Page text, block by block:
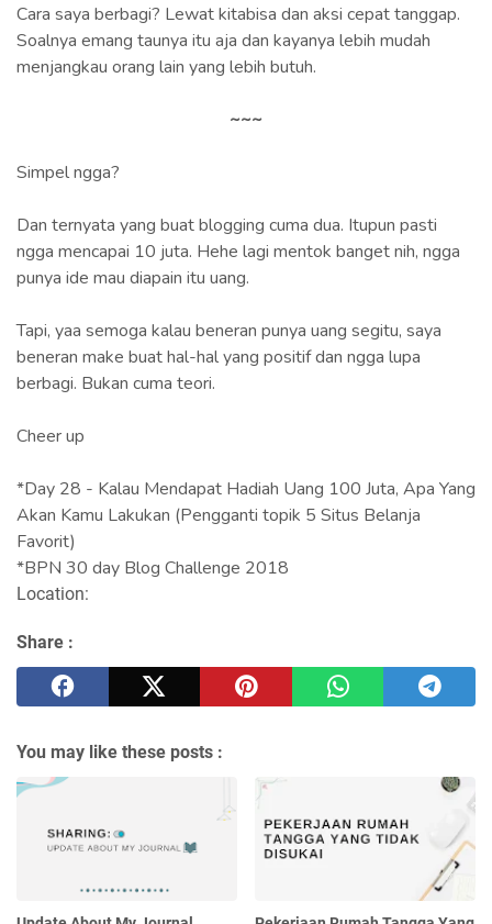
Cara saya berbagi? Lewat kitabisa dan aksi cepat tanggap.
Soalnya emang taunya itu aja dan kayanya lebih mudah
menjangkau orang lain yang lebih butuh.
~~~
Simpel ngga?
Dan ternyata yang buat blogging cuma dua. Itupun pasti
ngga mencapai 10 juta. Hehe lagi mentok banget nih, ngga
punya ide mau diapain itu uang.
Tapi, yaa semoga kalau beneran punya uang segitu, saya
beneran make buat hal-hal yang positif dan ngga lupa
berbagi. Bukan cuma teori.
Cheer up
*Day 28 - Kalau Mendapat Hadiah Uang 100 Juta, Apa Yang
Akan Kamu Lakukan (Pengganti topik 5 Situs Belanja
Favorit)
*BPN 30 day Blog Challenge 2018
Location:
Share :
You may like these posts :